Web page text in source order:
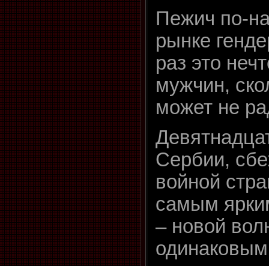
Пежич по-
рынке
раз это
мужчин,
может не
Сербии,
войной
самым
– новой